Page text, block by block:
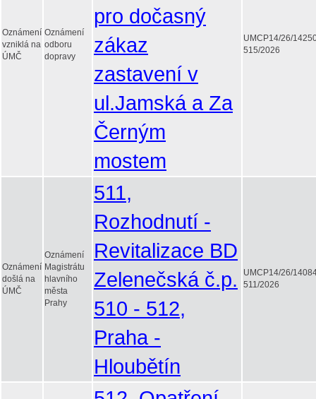
Oznámení
vzniklá na
ÚMČ
Oznámení
odboru
dopravy
pro dočasný
zákaz
zastavení v
ul.Jamská a Za
Černým
mostem
UMCP14/26/
515/2026
Oznámení
došlá na
ÚMČ
Oznámení
Magistrátu
hlavního
města
Prahy
511,
Rozhodnutí -
Revitalizace BD
Zelenečská č.p.
510 - 512,
Praha -
Hloubětín
UMCP14/26/
511/2026